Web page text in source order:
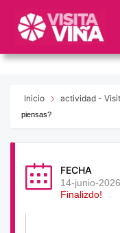
este
web
sistemaInicio actividad -
piensas?
FECHA
14-junio-2026
Finalizdo!